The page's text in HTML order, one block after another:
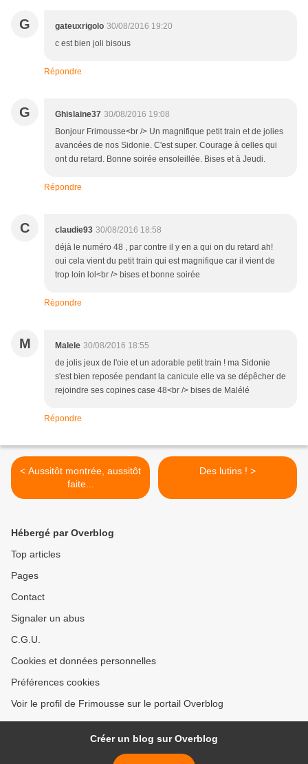
G gateuxrigolo 30/08/2016 19:20
c est bien joli bisous
Répondre
G Ghislaine37 30/08/2016 19:08
Bonjour Frimousse<br /> Un magnifique petit train et de jolies
avancées de nos Sidonie. C'est super. Courage à celles qui
ont du retard. Bonne soirée ensoleillée. Bises et à Jeudi.
Répondre
C claudie93 30/08/2016 18:58
déjà le numéro 48 , par contre il y en a qui on du retard ah!
oui cela vient du petit train qui est magnifique car il vient de
trop loin lol<br /> bises et bonne soirée
Répondre
M Malele 30/08/2016 18:55
de jolis jeux de l'oie et un adorable petit train ! ma Sidonie
s'est bien reposée pendant la canicule elle va se dépêcher de
rejoindre ses copines case 48<br /> bises de Malélé
Répondre
< Aussitôt montrée, aussitôt
faite...
Des lutins ! >
Hébergé par Overblog
Top articles
Pages
Contact
Signaler un abus
C.G.U.
Cookies et données personnelles
Préférences cookies
Voir le profil de Frimousse sur le portail Overblog
Créer un blog sur Overblog